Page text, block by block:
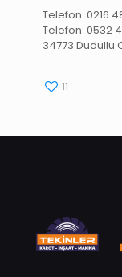
Telefon: 0216
Telefon: 0532
34773
11